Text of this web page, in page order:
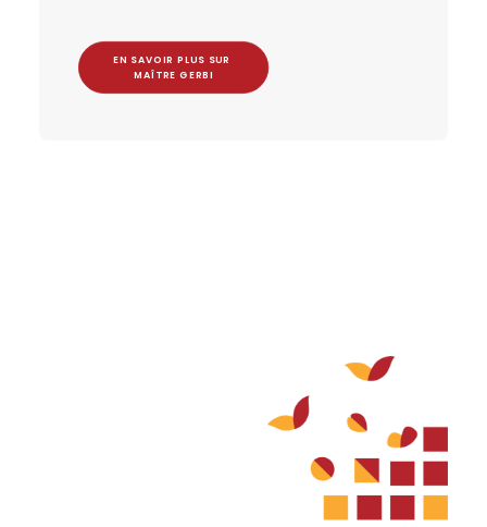
EN SAVOIR PLUS SUR
MAÎTRE GERBI